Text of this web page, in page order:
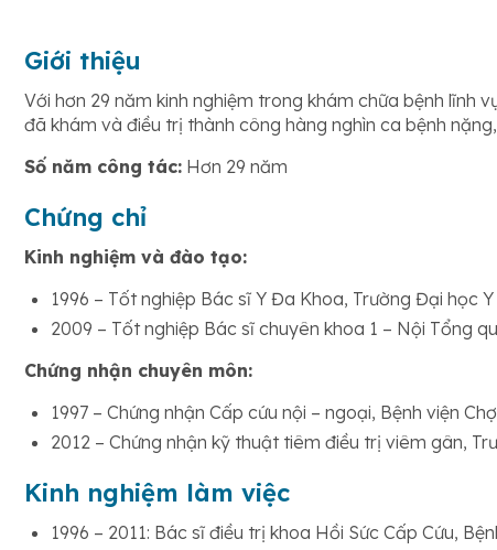
Giới thiệu
Với hơn 29 năm kinh nghiệm trong khám chữa bệnh lĩnh
đã khám và điều trị thành công hàng nghìn ca bệnh
Số năm công tác: Hơn 29 năm
Chứng chỉ
Kinh nghiệm và đào tạo:
1996 – Tốt nghiệp Bác sĩ Y Đa Khoa, Trường Đại học
2009 – Tốt nghiệp Bác sĩ chuyên khoa 1 – Nội Tổng
Chứng nhận chuyên môn:
1997 – Chứng nhận Cấp cứu nội – ngoại, Bệnh viện
2012 – Chứng nhận kỹ thuật tiêm điều trị viêm gân,
Kinh nghiệm làm việc
1996 – 2011: Bác sĩ điều trị khoa Hồi Sức Cấp Cứu,